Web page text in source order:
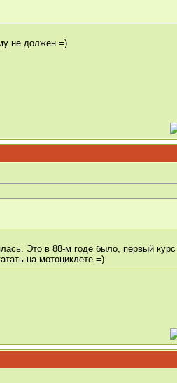
не должен.=)
Это в 88-м годе было, первый курс
на мотоциклете.=)